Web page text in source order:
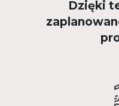
Dzięki